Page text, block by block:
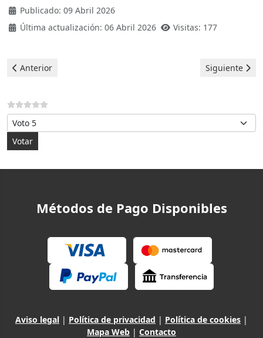
Publicado: 09 Abril 2026
Última actualización: 06 Abril 2026
Visitas: 177
Artículo anterior: Hotpoint Vitrocerámica - Error F0E4
Anterior Artículo
Siguiente
Por favor, vote
Métodos de Pago Disponibles
Aviso legal | Política de privacidad | Política de cookies |
Mapa Web | Contacto